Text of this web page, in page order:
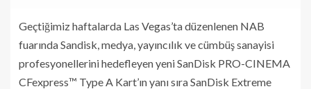
Geçtiğimiz haftalarda Las Vegas’ta düzenlenen NAB
fuarında Sandisk, medya, yayıncılık ve cümbüş sanayisi
profesyonellerini hedefleyen yeni SanDisk PRO-CINEMA
CFexpress™ Type A Kart’ın yanı sıra SanDisk Extreme